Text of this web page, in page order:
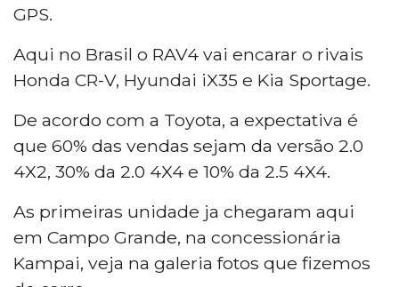
GPS.
Aqui no Brasil o RAV4 vai encarar o rivais
Honda CR-V, Hyundai iX35 e Kia Sportage.
De acordo com a Toyota, a expectativa é
que 60% das vendas sejam da versão 2.0
4X2, 30% da 2.0 4X4 e 10% da 2.5 4X4.
As primeiras unidade ja chegaram aqui
em Campo Grande, na concessionária
Kampai, veja na galeria fotos que fizemos